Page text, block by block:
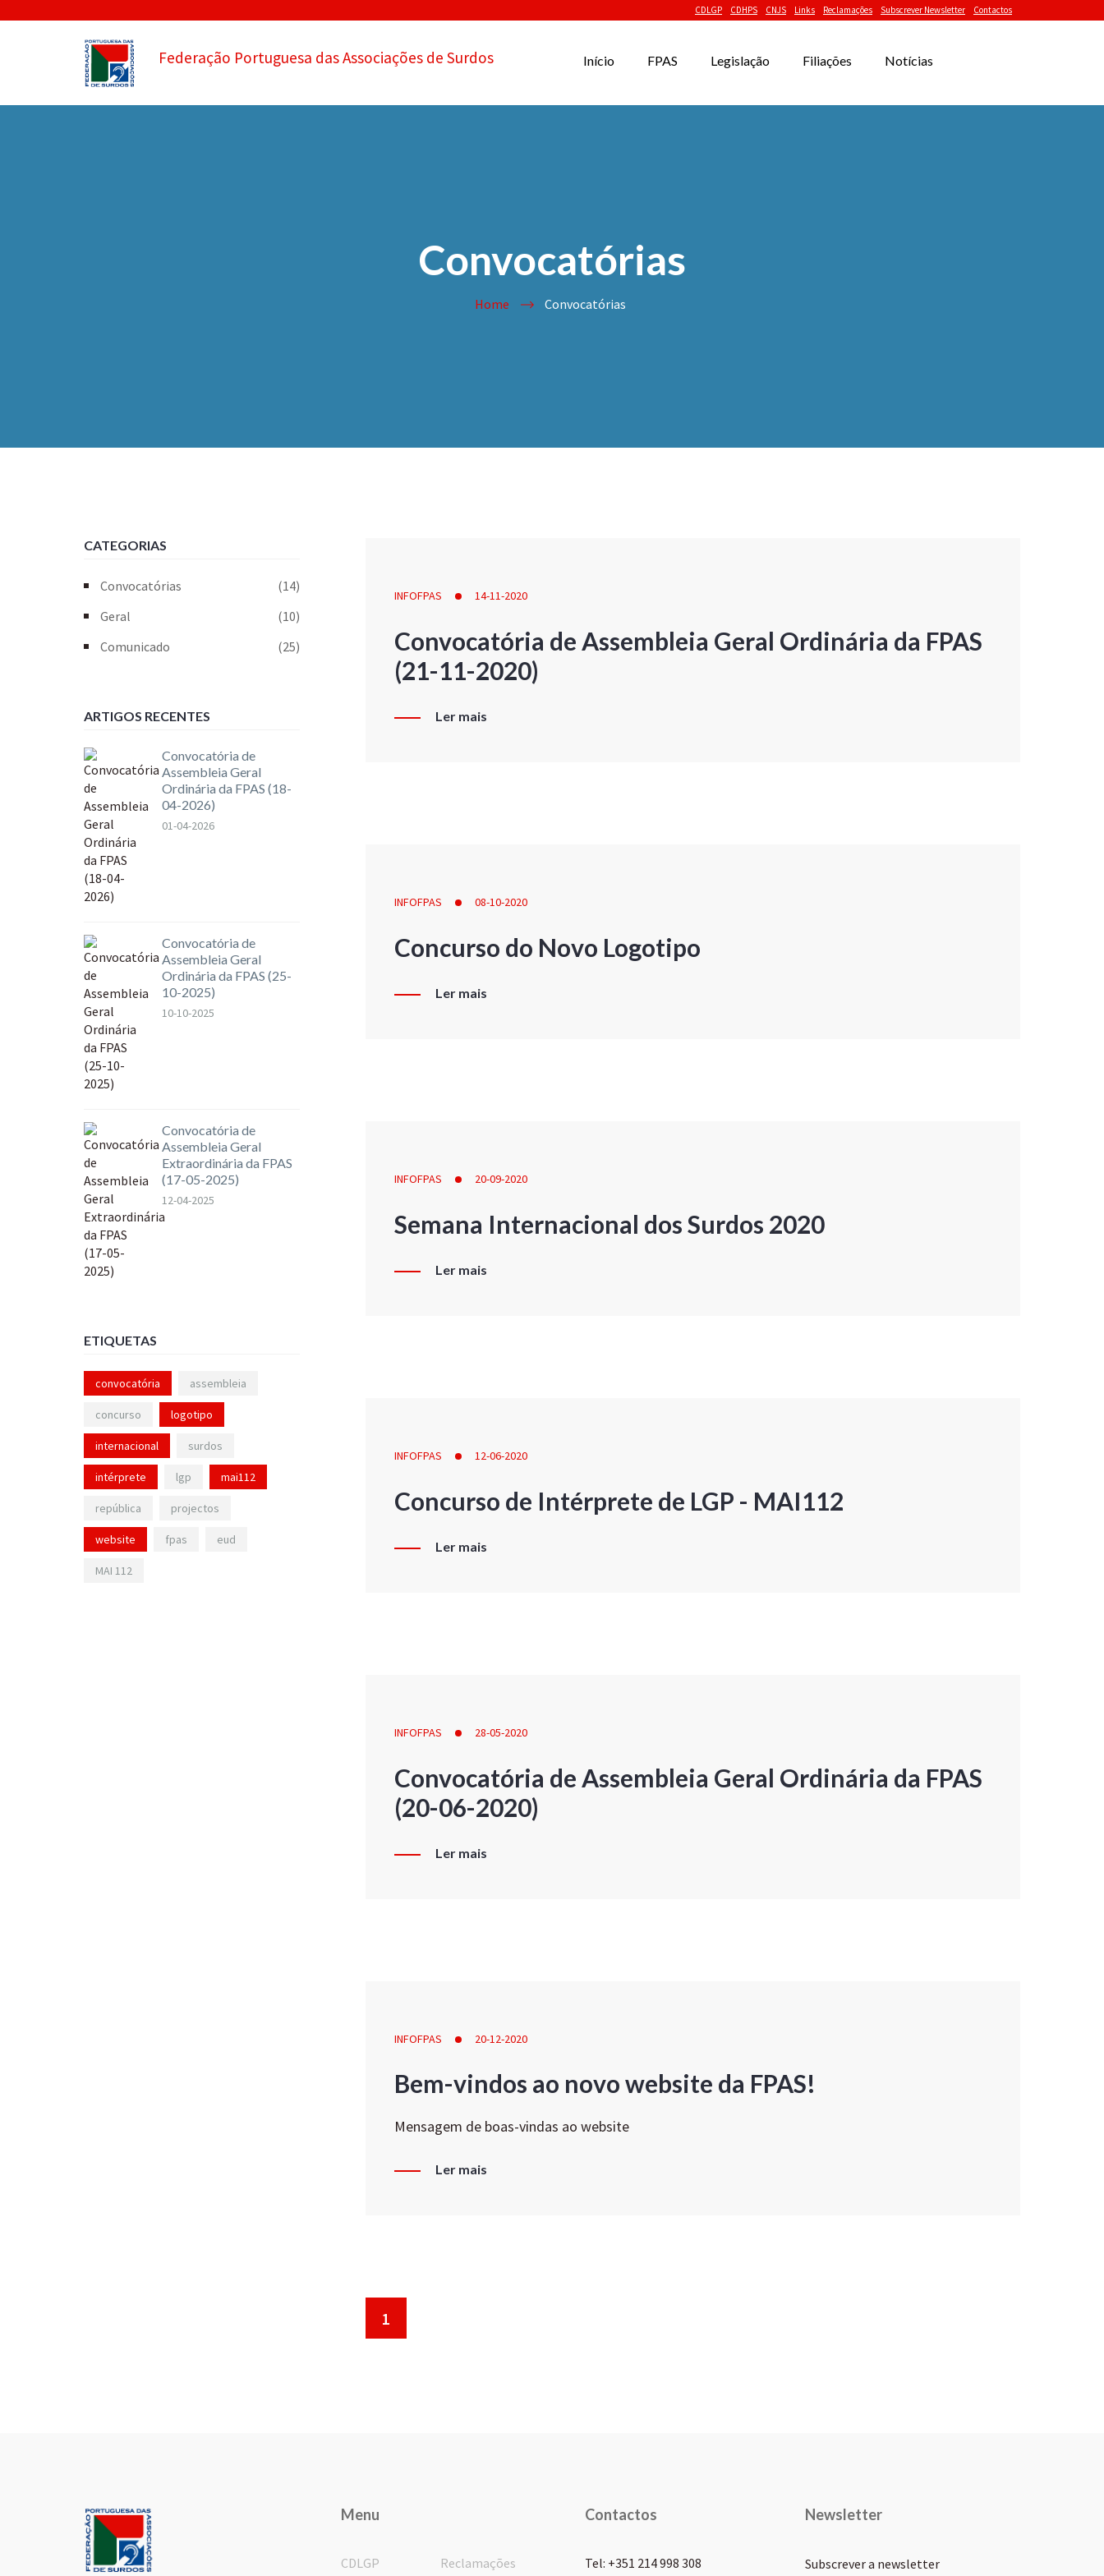
CDLGP CDHPS CNJS Links Reclamações Subscrever Newsletter Contactos
Federação Portuguesa das Associações de Surdos Início FPAS Legislação Filiações Notícias
Convocatórias
Home Convocatórias
INFOFPAS 14-11-2020
Convocatória de Assembleia Geral Ordinária da FPAS
(21-11-2020)
Ler mais
INFOFPAS 08-10-2020
Concurso do Novo Logotipo
Ler mais
INFOFPAS 20-09-2020
Semana Internacional dos Surdos 2020
Ler mais
INFOFPAS 12-06-2020
Concurso de Intérprete de LGP - MAI112
Ler mais
INFOFPAS 28-05-2020
Convocatória de Assembleia Geral Ordinária da FPAS
(20-06-2020)
Ler mais
INFOFPAS 20-12-2020
Bem-vindos ao novo website da FPAS!
Mensagem de boas-vindas ao website
Ler mais
1
CATEGORIAS
Convocatórias
(14)
Geral
(10)
Comunicado
(25)
ARTIGOS RECENTES
Convocatória de
Assembleia Geral
Ordinária da FPAS (18-
04-2026)
01-04-2026
Convocatória de
Assembleia Geral
Ordinária da FPAS (25-
10-2025)
10-10-2025
Convocatória de
Assembleia Geral
Extraordinária da FPAS
(17-05-2025)
12-04-2025
ETIQUETAS
convocatória assembleia
concurso logotipo
internacional surdos
intérprete lgp mai112
república projectos
website fpas eud
MAI 112
Menu
CDLGP Reclamações
Contactos
Tel: +351 214 998 308
Newsletter
Subscrever a newsletter